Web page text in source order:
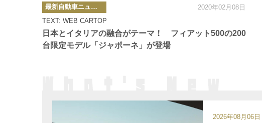
日本とイタリアの融合がテーマ！ フィアット500の200
台限定モデル「ジャポーネ」が登場
TEXT: WEB CARTOP
カ
テ
ゴ
リ
ー
最新自動車ニュース 2020年02月08日
2026年08月06日